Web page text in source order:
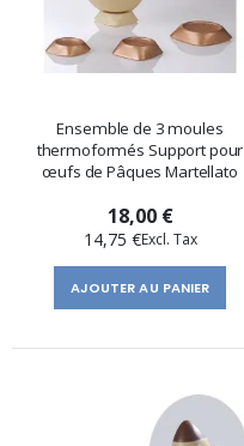
Ensemble de 3 moules
thermoformés Support pour
œufs de Pâques Martellato
18,00 €
14,75 €
AJOUTER AU PANIER